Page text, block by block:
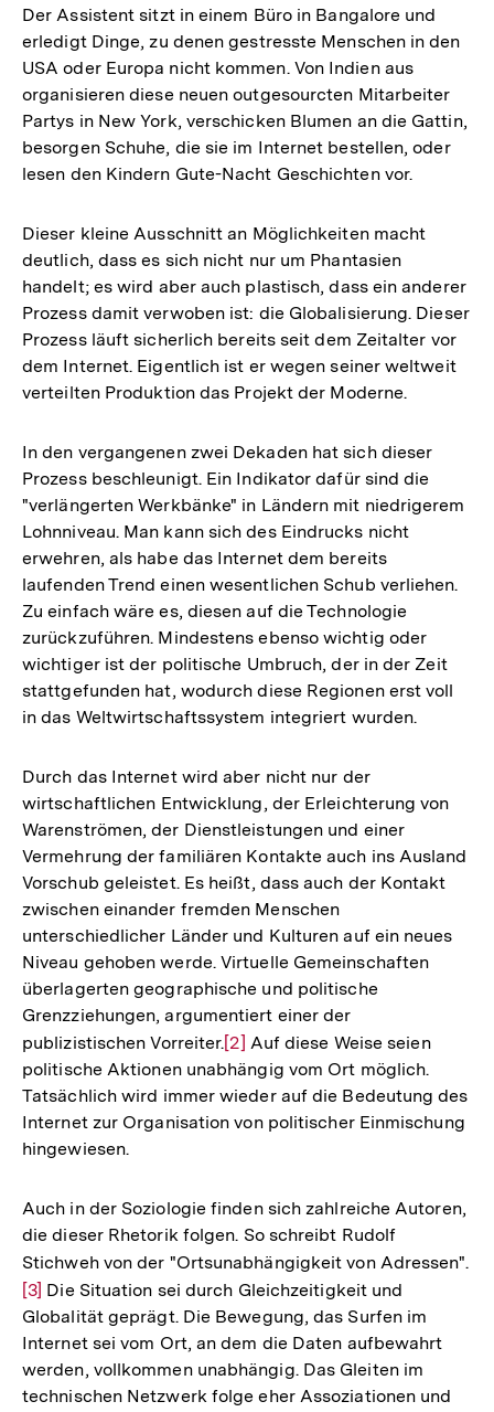
der
Der Assistent sitzt in einem Büro in Bangalore und
erledigt Dinge, zu denen gestresste Menschen in den
USA oder Europa nicht kommen. Von Indien aus
organisieren diese neuen outgesourcten Mitarbeiter
Partys in New York, verschicken Blumen an die Gattin,
besorgen Schuhe, die sie im Internet bestellen, oder
lesen den Kindern Gute-Nacht Geschichten vor.
Dieser kleine Ausschnitt an Möglichkeiten macht
deutlich, dass es sich nicht nur um Phantasien
handelt; es wird aber auch plastisch, dass ein anderer
Prozess damit verwoben ist: die Globalisierung. Dieser
Prozess läuft sicherlich bereits seit dem Zeitalter vor
dem Internet. Eigentlich ist er wegen seiner weltweit
verteilten Produktion das Projekt der Moderne.
In den vergangenen zwei Dekaden hat sich dieser
Prozess beschleunigt. Ein Indikator dafür sind die
"verlängerten Werkbänke" in Ländern mit niedrigerem
Lohnniveau. Man kann sich des Eindrucks nicht
erwehren, als habe das Internet dem bereits
laufenden Trend einen wesentlichen Schub verliehen.
Zu einfach wäre es, diesen auf die Technologie
zurückzuführen. Mindestens ebenso wichtig oder
wichtiger ist der politische Umbruch, der in der Zeit
stattgefunden hat, wodurch diese Regionen erst voll
in das Weltwirtschaftssystem integriert wurden.
Durch das Internet wird aber nicht nur der
wirtschaftlichen Entwicklung, der Erleichterung von
Warenströmen, der Dienstleistungen und einer
Vermehrung der familiären Kontakte auch ins Ausland
Vorschub geleistet. Es heißt, dass auch der Kontakt
zwischen einander fremden Menschen
unterschiedlicher Länder und Kulturen auf ein neues
Niveau gehoben werde. Virtuelle Gemeinschaften
überlagerten geographische und politische
Grenzziehungen, argumentiert einer der
publizistischen Vorreiter.Zur
Auflösung
der
Fußnote
[2] Auf diese Weise seien
politische Aktionen unabhängig vom Ort möglich.
Tatsächlich wird immer wieder auf die Bedeutung des
Internet zur Organisation von politischer Einmischung
hingewiesen.
Auch in der Soziologie finden sich zahlreiche Autoren,
die dieser Rhetorik folgen. So schreibt Rudolf
Stichweh von der "Ortsunabhängigkeit von Adressen".
[3] Die Situation sei durch Gleichzeitigkeit und
Globalität geprägt. Die Bewegung, das Surfen im
Internet sei vom Ort, an dem die Daten aufbewahrt
werden, vollkommen unabhängig. Das Gleiten im
technischen Netzwerk folge eher Assoziationen und